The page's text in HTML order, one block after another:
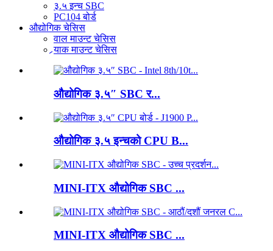
३.५ इन्च SBC
PC104 बोर्ड
औद्योगिक चेसिस
वाल माउन्ट चेसिस
र्‍याक माउन्ट चेसिस
औद्योगिक ३.५″ SBC र...
औद्योगिक ३.५ इन्चको CPU B...
MINI-ITX औद्योगिक SBC ...
MINI-ITX औद्योगिक SBC ...